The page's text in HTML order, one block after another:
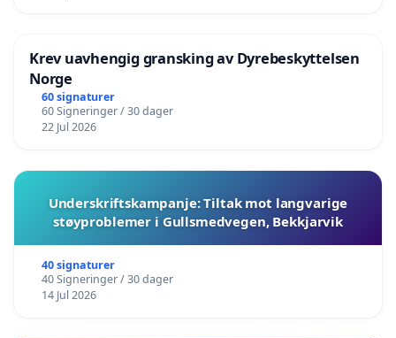
Krev uavhengig gransking av Dyrebeskyttelsen
Norge
60 signaturer
60 Signeringer / 30 dager
22 Jul 2026
Underskriftskampanje: Tiltak mot langvarige
støyproblemer i Gullsmedvegen, Bekkjarvik
40 signaturer
40 Signeringer / 30 dager
14 Jul 2026